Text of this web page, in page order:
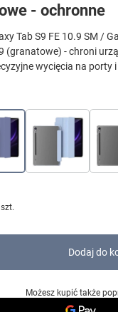
- ochronne
Tab S9 FE 10.9 SM /
(granatowe) - chroni
wycięcia na porty
szt.
Dodaj do
Możesz kupić także